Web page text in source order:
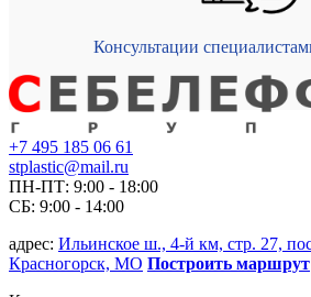
Консультации
+7 495 185 06 61
stplastic@mail.ru
ПН-ПТ: 9:00 - 18:00
СБ: 9:00 - 14:00
адрес: Ильинское ш., 4-й км, стр. 27,
Красногорск, МО Построить маршрут